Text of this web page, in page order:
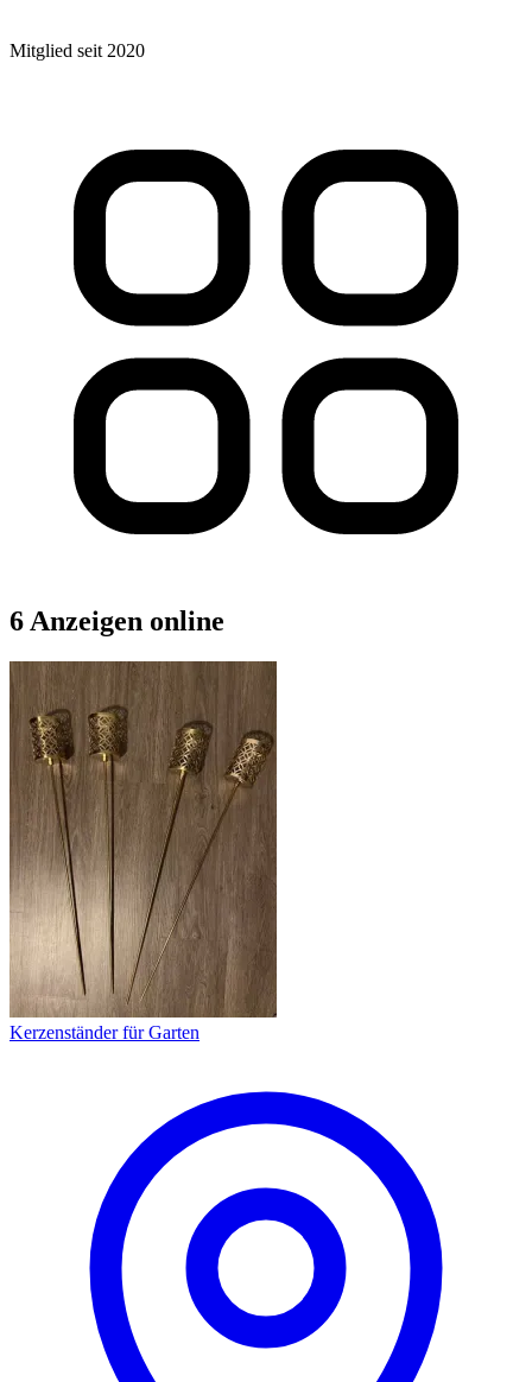
Mitglied seit 2020
6 Anzeigen online
Kerzenständer für Garten